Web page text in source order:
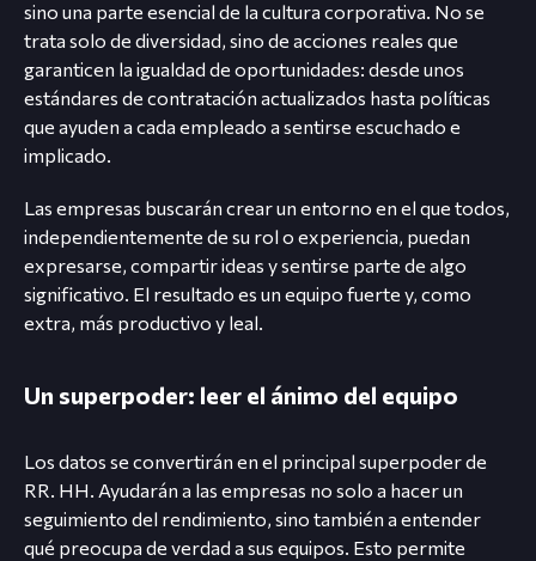
sino una parte esencial de la cultura corporativa. No se
trata solo de diversidad, sino de acciones reales que
garanticen la igualdad de oportunidades: desde unos
estándares de contratación actualizados hasta políticas
que ayuden a cada empleado a sentirse escuchado e
implicado.
Las empresas buscarán crear un entorno en el que todos,
independientemente de su rol o experiencia, puedan
expresarse, compartir ideas y sentirse parte de algo
significativo. El resultado es un equipo fuerte y, como
extra, más productivo y leal.
Un superpoder: leer el ánimo del equipo
Los datos se convertirán en el principal superpoder de
RR. HH. Ayudarán a las empresas no solo a hacer un
seguimiento del rendimiento, sino también a entender
qué preocupa de verdad a sus equipos. Esto permite